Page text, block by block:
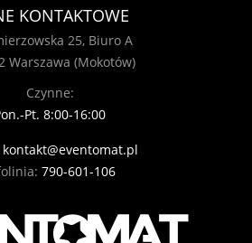
KONTAKTOWE
25, Biuro A
Warszawa (Mokotów)
Czynne:
Pt. 8:00-16:00
kontakt@eventomat.pl
790-601-106